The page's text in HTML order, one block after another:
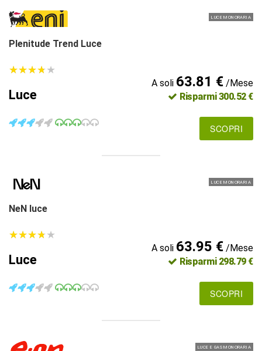
LUCE MONORARIA
Plenitude Trend Luce
★★★★★
★★★★★
Luce
A soli 63.81 €/Mese
Risparmi 300.52 €
SCOPRI
LUCE MONORARIA
NeN luce
★★★★★
★★★★★
Luce
A soli 63.95 €/Mese
Risparmi 298.79 €
SCOPRI
LUCE E GAS MONORARIA